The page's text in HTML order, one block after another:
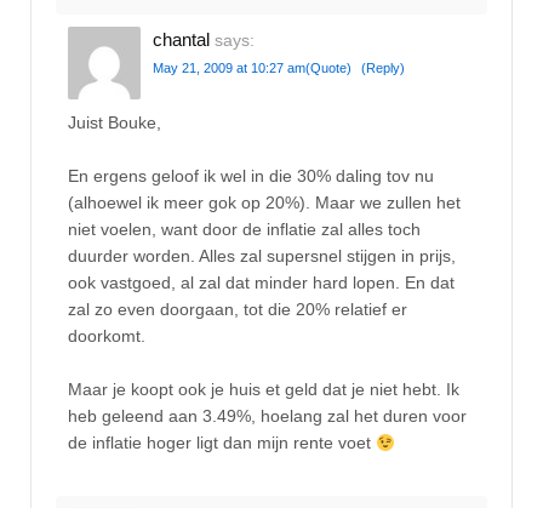
chantal says:
May 21, 2009 at 10:27 am(Quote) (Reply)
Juist Bouke,
En ergens geloof ik wel in die 30% daling tov nu
(alhoewel ik meer gok op 20%). Maar we zullen het
niet voelen, want door de inflatie zal alles toch
duurder worden. Alles zal supersnel stijgen in prijs,
ook vastgoed, al zal dat minder hard lopen. En dat
zal zo even doorgaan, tot die 20% relatief er
doorkomt.
Maar je koopt ook je huis et geld dat je niet hebt. Ik
heb geleend aan 3.49%, hoelang zal het duren voor
de inflatie hoger ligt dan mijn rente voet